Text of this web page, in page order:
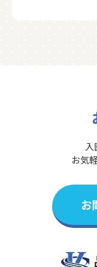
入
お気
お